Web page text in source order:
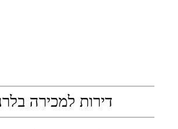
דירות למכירה